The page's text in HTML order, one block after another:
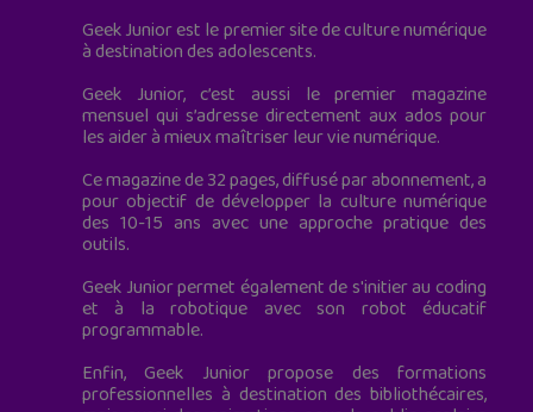
Geek Junior est le premier site de culture numérique
à destination des adolescents.
Geek Junior, c’est aussi le premier magazine
mensuel qui s’adresse directement aux ados pour
les aider à mieux maîtriser leur vie numérique.
Ce magazine de 32 pages, diffusé par abonnement, a
pour objectif de développer la culture numérique
des 10-15 ans avec une approche pratique des
outils.
Geek Junior permet également de s'initier au coding
et à la robotique avec son robot éducatif
programmable.
Enfin, Geek Junior propose des formations
professionnelles à destination des bibliothécaires,